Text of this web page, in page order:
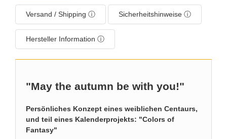
Versand / Shipping ⓘ Sicherheitshinweise ⓘ
Hersteller Information ⓘ
"May the autumn be with you!"
Persönliches Konzept eines weiblichen Centaurs,
und teil eines Kalenderprojekts: "Colors of
Fantasy"